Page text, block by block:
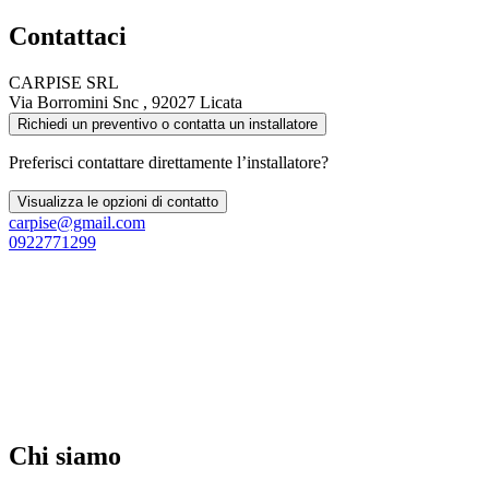
Contattaci
CARPISE SRL
Via Borromini Snc , 92027 Licata
Richiedi un preventivo o contatta un installatore
Preferisci contattare direttamente l’installatore?
Visualizza le opzioni di contatto
carpise@gmail.com
0922771299
Chi siamo